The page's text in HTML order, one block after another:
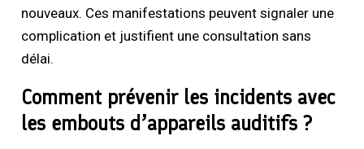
nouveaux. Ces manifestations peuvent signaler une
complication et justifient une consultation sans
délai.
Comment prévenir les incidents avec
les embouts d’appareils auditifs ?